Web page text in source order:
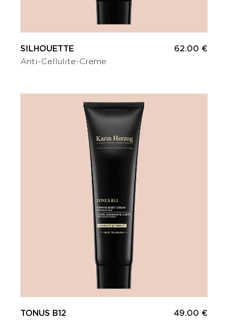
SILHOUETTE
Anti-Cellulite-Creme
62.00 €
TONUS B12
49.00 €